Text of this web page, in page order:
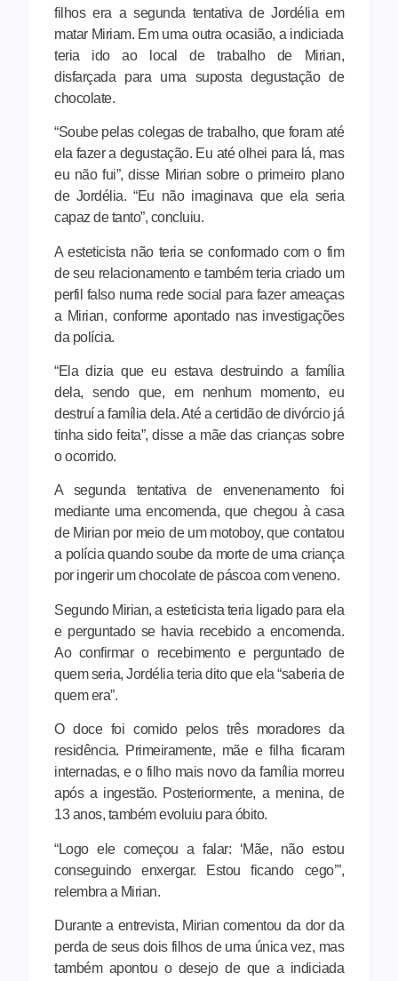
filhos era a segunda tentativa de Jordélia em
matar Miriam. Em uma outra ocasião, a indiciada
teria ido ao local de trabalho de Mirian,
disfarçada para uma suposta degustação de
chocolate.
“Soube pelas colegas de trabalho, que foram até
ela fazer a degustação. Eu até olhei para lá, mas
eu não fui”, disse Mirian sobre o primeiro plano
de Jordélia. “Eu não imaginava que ela seria
capaz de tanto”, concluiu.
A esteticista não teria se conformado com o fim
de seu relacionamento e também teria criado um
perfil falso numa rede social para fazer ameaças
a Mirian, conforme apontado nas investigações
da polícia.
“Ela dizia que eu estava destruindo a família
dela, sendo que, em nenhum momento, eu
destruí a família dela. Até a certidão de divórcio já
tinha sido feita”, disse a mãe das crianças sobre
o ocorrido.
A segunda tentativa de envenenamento foi
mediante uma encomenda, que chegou à casa
de Mirian por meio de um motoboy, que contatou
a polícia quando soube da morte de uma criança
por ingerir um chocolate de páscoa com veneno.
Segundo Mirian, a esteticista teria ligado para ela
e perguntado se havia recebido a encomenda.
Ao confirmar o recebimento e perguntado de
quem seria, Jordélia teria dito que ela “saberia de
quem era”.
O doce foi comido pelos três moradores da
residência. Primeiramente, mãe e filha ficaram
internadas, e o filho mais novo da família morreu
após a ingestão. Posteriormente, a menina, de
13 anos, também evoluiu para óbito.
“Logo ele começou a falar: ‘Mãe, não estou
conseguindo enxergar. Estou ficando cego’”,
relembra a Mirian.
Durante a entrevista, Mirian comentou da dor da
perda de seus dois filhos de uma única vez, mas
também apontou o desejo de que a indiciada